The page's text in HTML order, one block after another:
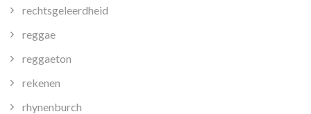
rechtsgeleerdheid
reggae
reggaeton
rekenen
rhynenburch